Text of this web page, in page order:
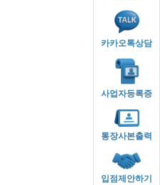
카카오톡상담
사업자등록증
통장사본출력
입점제안하기